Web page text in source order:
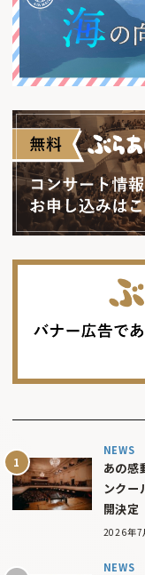
NEWS
あの感
ンクー
開決定
2026年7
NEWS